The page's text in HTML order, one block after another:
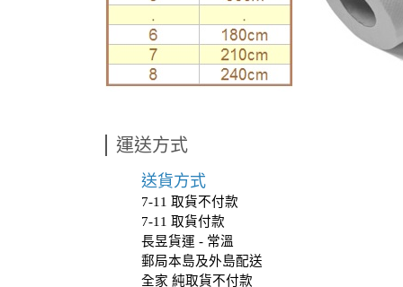
運送方式
送貨方式
7-11 取貨不付款
7-11 取貨付款
長昱貨運 - 常溫
郵局本島及外島配送
全家 純取貨不付款